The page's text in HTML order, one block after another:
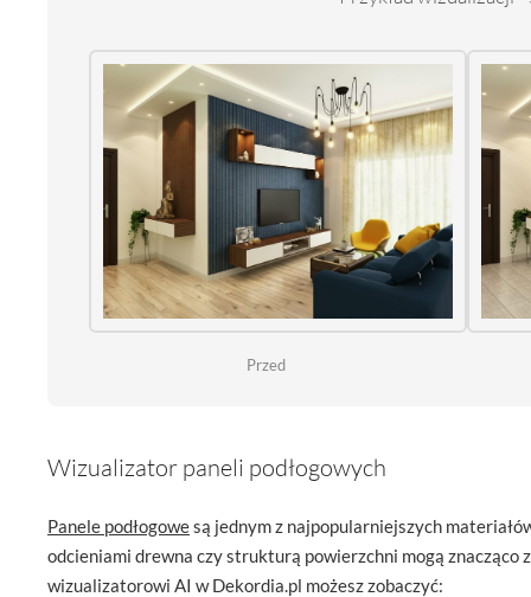
Przed
Wizualizator paneli podłogowych
Panele podłogowesą jednym z najpopularniejszych
odcieniami drewna czy strukturą powierzchni mogą znacząco
wizualizatorowi AI w Dekordia.pl możesz zobaczyć: